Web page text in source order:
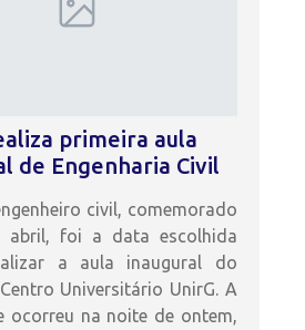
primeira aula
de Engenharia Civil
civil, comemorado
abril, foi a data escolhida
a aula inaugural do
Universitário UnirG. A
ocorreu na noite de ontem,